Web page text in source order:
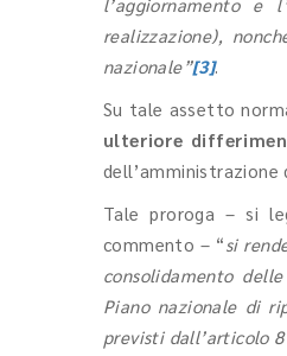
realizzazione),
nazionale”[3].
Su tale assetto
ulteriore
dell’amministrazione
Tale proroga – si
commento – “si
consolidamento
Piano nazionale di
previsti dall’articolo